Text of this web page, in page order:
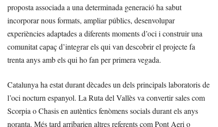
proposta associada a una determinada generació ha sabut
incorporar nous formats, ampliar públics, desenvolupar
experiències adaptades a diferents moments d’oci i construir una
comunitat capaç d’integrar els qui van descobrir el projecte fa
trenta anys amb els qui ho fan per primera vegada.
Catalunya ha estat durant dècades un dels principals laboratoris de
l’oci nocturn espanyol. La Ruta del Vallès va convertir sales com
Scorpia o Chasis en autèntics fenòmens socials durant els anys
noranta. Més tard arribarien altres referents com Pont Aeri o